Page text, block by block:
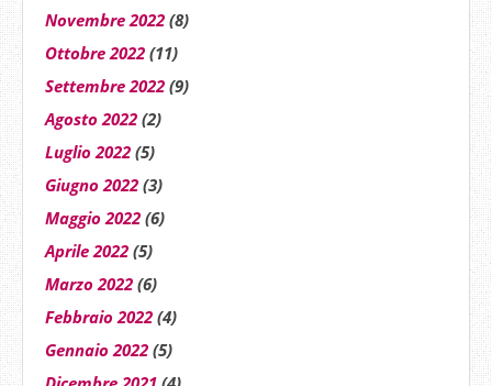
Novembre 2022 (8)
Ottobre 2022 (11)
Settembre 2022 (9)
Agosto 2022 (2)
Luglio 2022 (5)
Giugno 2022 (3)
Maggio 2022 (6)
Aprile 2022 (5)
Marzo 2022 (6)
Febbraio 2022 (4)
Gennaio 2022 (5)